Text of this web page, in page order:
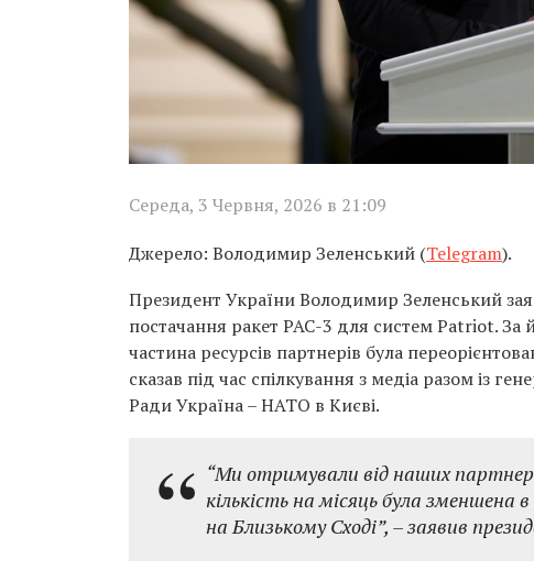
Середа, 3 Червня, 2026 в 21:09
Джерело: Володимир Зеленський (Telegram).
Президент України Володимир Зеленський
постачання ракет PAC-3 для систем Patriot.
частина ресурсів партнерів була
сказав під час спілкування з медіа разом із
Ради Україна – НАТО в Києві.
“Ми отримували від наших
кількість на місяць була зменшена
на Близькому Сході”, – заявив